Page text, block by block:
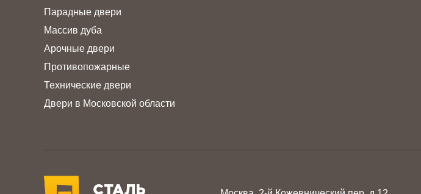
Парадные двери
Массив дуба
Арочные двери
Противопожарные
Технические двери
Двери в Московской области